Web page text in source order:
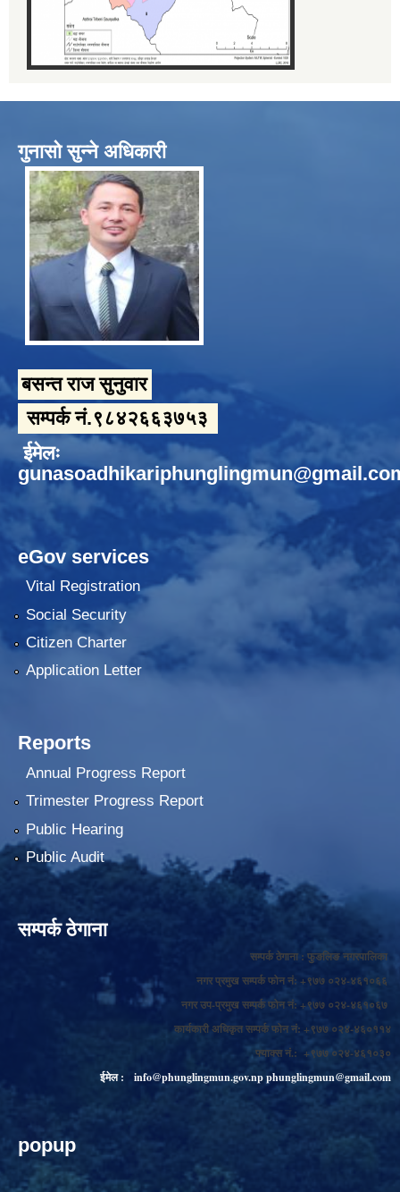
गुनासो सुन्ने अधिकारी
बसन्त राज सुनुवार
सम्पर्क नं.९८४२६६३७५३
ईमेलः
eGov services
Vital Registration
Social Security
Citizen Charter
Application Letter
Reports
Annual Progress Report
Trimester Progress Report
Public Hearing
Public Audit
सम्पर्क ठेगाना
सम्पर्क ठेगाना : फुङलिङ नगरपालिका
नगर प्रमुख सम्पर्क फोन नं: +९७७ ०२४-४६१०६६
नगर उप-प्रमुख सम्पर्क फोन नं: +९७७ ०२४-४६१०६७
कार्यकारी अधिकृत सम्पर्क फोन नं: +९७७ ०२४-४६०११४
फ्याक्स नं.: +९७७ ०२४-४६१०३०
ईमेल :
info@phunglingmun.gov.npphunglingmun@gmail.com
popup